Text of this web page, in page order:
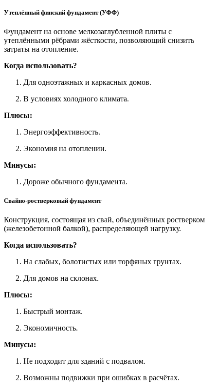
Утеплённый финский фундамент (УФФ)
Фундамент на основе мелкозаглубленной плиты с
утеплёнными рёбрами жёсткости, позволяющий снизить
затраты на отопление.
Когда использовать?
Для одноэтажных и каркасных домов.
В условиях холодного климата.
Плюсы:
Энергоэффективность.
Экономия на отоплении.
Минусы:
Дороже обычного фундамента.
Свайно-ростверковый фундамент
Конструкция, состоящая из свай, объединённых ростверком
(железобетонной балкой), распределяющей нагрузку.
Когда использовать?
На слабых, болотистых или торфяных грунтах.
Для домов на склонах.
Плюсы:
Быстрый монтаж.
Экономичность.
Минусы:
Не подходит для зданий с подвалом.
Возможны подвижки при ошибках в расчётах.